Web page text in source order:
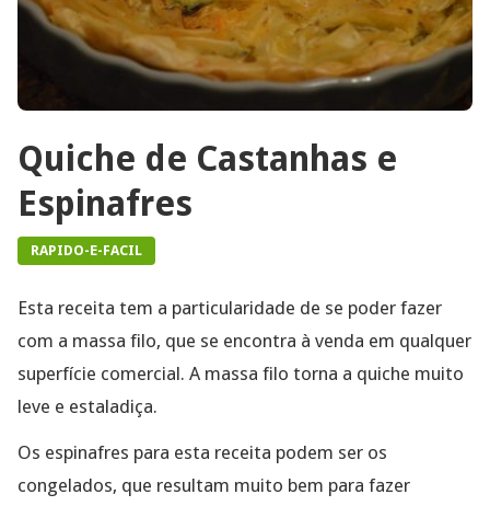
Quiche de Castanhas e
Espinafres
RAPIDO-E-FACIL
Esta receita tem a particularidade de se poder fazer
com a massa filo, que se encontra à venda em qualquer
superfície comercial. A massa filo torna a quiche muito
leve e estaladiça.
Os espinafres para esta receita podem ser os
congelados, que resultam muito bem para fazer